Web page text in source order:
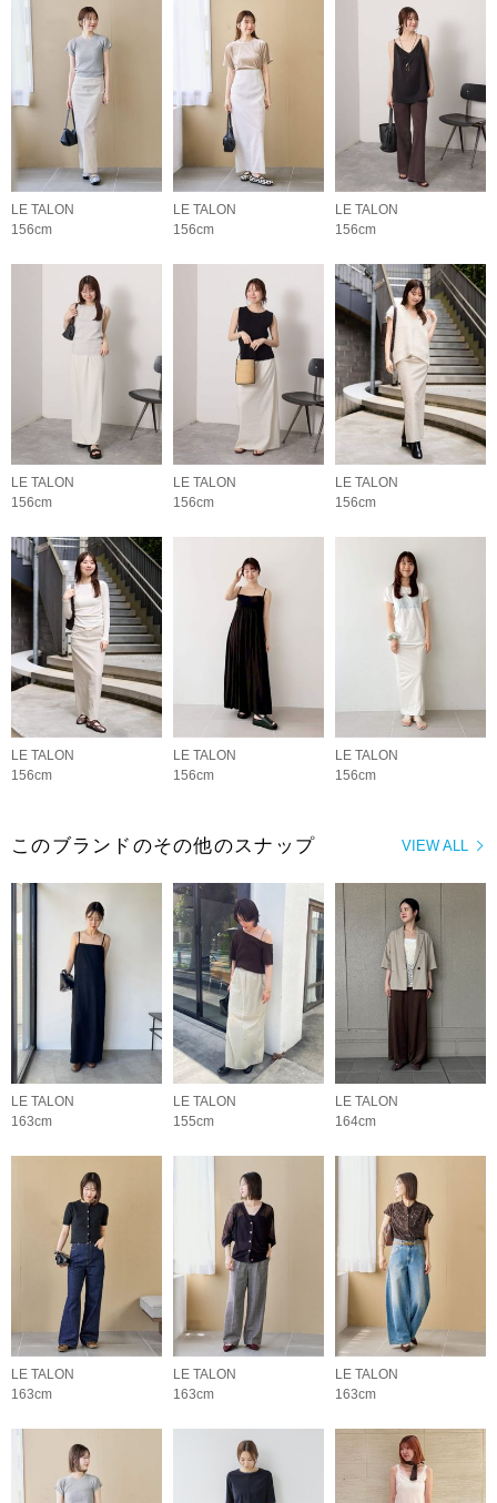
LE TALON
156cm
LE TALON
156cm
LE TALON
156cm
LE TALON
156cm
LE TALON
156cm
LE TALON
156cm
LE TALON
156cm
LE TALON
156cm
LE TALON
156cm
VIEW ALL
このブランドのその他のスナップ
LE TALON
163cm
LE TALON
155cm
LE TALON
164cm
LE TALON
163cm
LE TALON
163cm
LE TALON
163cm